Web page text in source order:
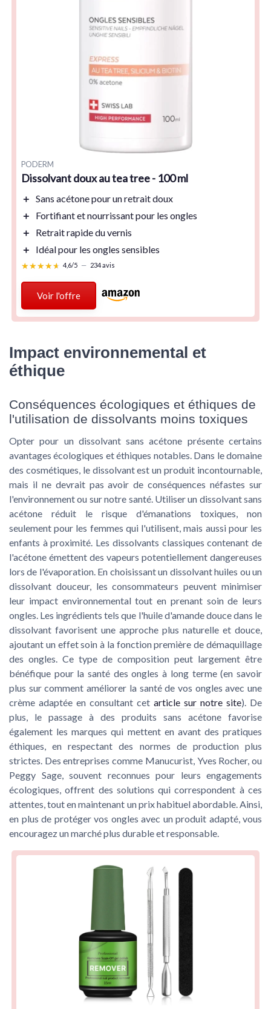
PODERM
Dissolvant doux au tea tree - 100 ml
＋ Sans acétonepour un retrait doux
＋
Fortifiantet nourrissant pour les ongles
＋
Retrait rapidedu vernis
＋
Idéal pour les ongles sensibles
★★★★★
★★★★★ 4,6/5 — 234 avis
Voir l'offre
Impact environnemental et
éthique
Conséquences écologiques et éthiques de
l'utilisation de dissolvants moins toxiques
Opter pour un dissolvant sans acétone présente certains
avantages écologiques et éthiques notables. Dans le domaine
des cosmétiques, le dissolvant est un produit incontournable,
mais il ne devrait pas avoir de conséquences néfastes sur
l'environnement ou sur notre santé. Utiliser un dissolvant sans
acétone réduit le risque d'émanations toxiques, non
seulement pour les femmes qui l'utilisent, mais aussi pour les
enfants à proximité. Les dissolvants classiques contenant de
l'acétone émettent des vapeurs potentiellement dangereuses
lors de l'évaporation. En choisissant un dissolvant huiles ou un
dissolvant douceur, les consommateurs peuvent minimiser
leur impact environnemental tout en prenant soin de leurs
ongles. Les ingrédients tels que l'huile d'amande douce dans le
dissolvant favorisent une approche plus naturelle et douce,
ajoutant un effet soin à la fonction première de démaquillage
des ongles. Ce type de composition peut largement être
bénéfique pour la santé des ongles à long terme (en savoir
plus sur comment améliorer la santé de vos ongles avec une
crème adaptée en consultant cet article sur notre site). De
plus, le passage à des produits sans acétone favorise
également les marques qui mettent en avant des pratiques
éthiques, en respectant des normes de production plus
strictes. Des entreprises comme Manucurist, Yves Rocher, ou
Peggy Sage, souvent reconnues pour leurs engagements
écologiques, offrent des solutions qui correspondent à ces
attentes, tout en maintenant un prix habituel abordable. Ainsi,
en plus de protéger vos ongles avec un produit adapté, vous
encouragez un marché plus durable et responsable.